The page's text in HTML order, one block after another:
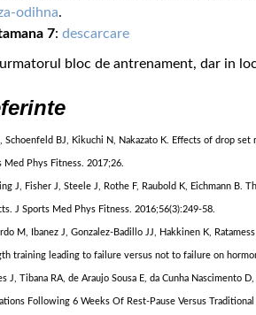
odihna.
7: descarcare
urmatorul bloc de antrenament, dar in
Schoenfeld BJ, Kikuchi N, Nakazato K. Effects of drop
Med Phys Fitness. 2017;26.
J, Fisher J, Steele J, Rothe F, Raubold K, Eichmann
J Sports Med Phys Fitness. 2016;56(3):249-58.
M, Ibanez J, Gonzalez-Badillo JJ, Hakkinen K,
training leading to failure versus not to failure on
J, Tibana RA, de Araujo Sousa E, da Cunha Nascimento
Following 6 Weeks Of Rest-Pause Versus